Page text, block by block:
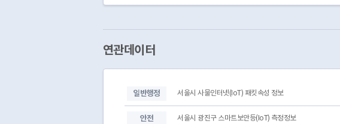
SDOT001
V02Q1940749 2026-08-06_17:07:00
SDOT001
V02Q1940842 2026-08-06_17:07:00
SDOT001
SDOT001
V02Q1940502 2026-08-06_17:07:00
SDOT001
V02Q1940740 2026-08-06_17:07:00
연관데이터
일반행정 서울시 사물인터넷(IoT) 패킷속성 정보
안전 서울시 광진구 스마트보안등(IoT) 측정정보